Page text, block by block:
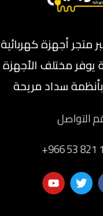
متجر أجهزة كهربائية
يوفر مختلف الأجهزة
بأنظمة سداد مريحة
التواصل
‎+966 53 821